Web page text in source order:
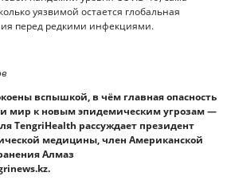
уязвимой остается глобальная
перед редкими инфекциями.
вспышкой, в чём главная опасность
мир к новым эпидемическим угрозам —
TengriHealth рассуждает президент
медицины, член Американской
Алмаз